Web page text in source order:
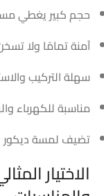
حجم كبير يغطي مساحة
آمنة تمامًا ولا
سهلة التركيب
مناسبة للكهرباء
تضيف لمسة ديكور
الاختيار